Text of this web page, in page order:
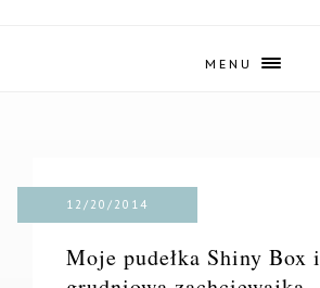
MENU
12/20/2014
Moje pudełka Shiny Box i